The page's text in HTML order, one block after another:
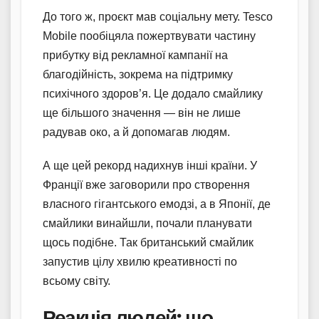
До того ж, проєкт мав соціальну мету. Tesco
Mobile пообіцяла пожертвувати частину
прибутку від рекламної кампанії на
благодійність, зокрема на підтримку
психічного здоров’я. Це додало смайлику
ще більшого значення — він не лише
радував око, а й допомагав людям.
А ще цей рекорд надихнув інші країни. У
Франції вже заговорили про створення
власного гігантського емодзі, а в Японії, де
смайлики винайшли, почали планувати
щось подібне. Так британський смайлик
запустив цілу хвилю креативності по
всьому світу.